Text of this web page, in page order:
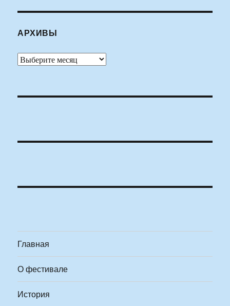
АРХИВЫ
Архивы
Главная
О фестивале
История